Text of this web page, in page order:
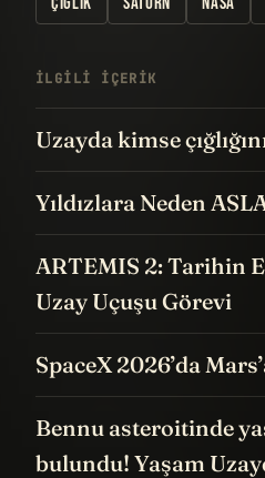
İLGILI IÇERIK
Uzayda kimse
Yıldızlara Neden
ARTEMIS 2: Tarihin
Uzay Uçuşu Görevi
SpaceX 2026’da
Bennu asteroitinde
bulundu! Yaşam